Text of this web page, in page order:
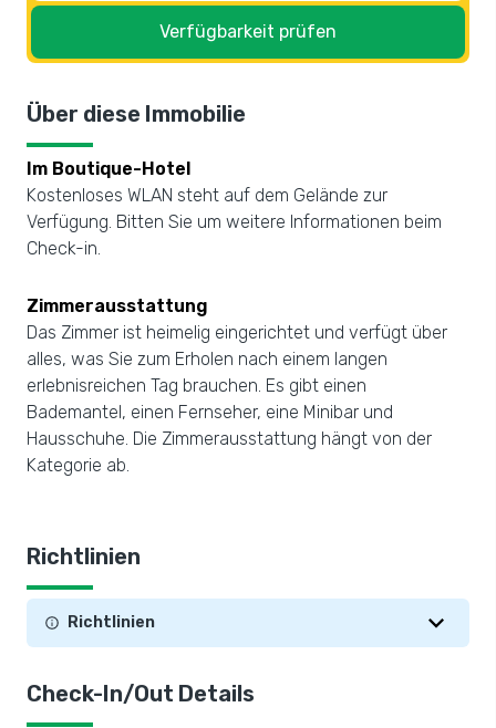
Verfügbarkeit prüfen
Über diese Immobilie
Im Boutique-Hotel
Kostenloses WLAN steht auf dem Gelände zur
Verfügung. Bitten Sie um weitere Informationen beim
Check-in.
Zimmerausstattung
Das Zimmer ist heimelig eingerichtet und verfügt über
alles, was Sie zum Erholen nach einem langen
erlebnisreichen Tag brauchen. Es gibt einen
Bademantel, einen Fernseher, eine Minibar und
Hausschuhe. Die Zimmerausstattung hängt von der
Kategorie ab.
Richtlinien
Richtlinien
Check-In/Out Details